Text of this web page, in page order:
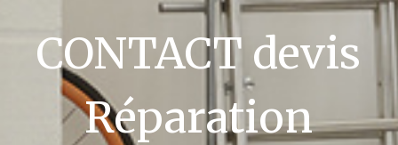
CONTACT devis
Réparation